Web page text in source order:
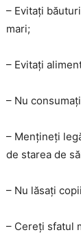
– Evitați
mari;
– Evitați
– Nu
– Mențineți
de starea de
– Nu lăsați
– Cereți sfatul